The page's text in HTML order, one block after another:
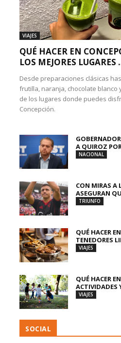
VIAJES
QUÉ HACER EN
LOS MEJORES LUGARES
Desde preparaciones clásicas
frutilla, naranja, chocolate blanco
de los lugares donde puedes
Concepción.
A QUIROZ
NACIONAL
CON MIRAS A
ASEGURAN
TRIUNFO
QUÉ HACER
TENEDORES
VIAJES
QUÉ HACER
ACTIVIDADES
VIAJES
SOCIAL